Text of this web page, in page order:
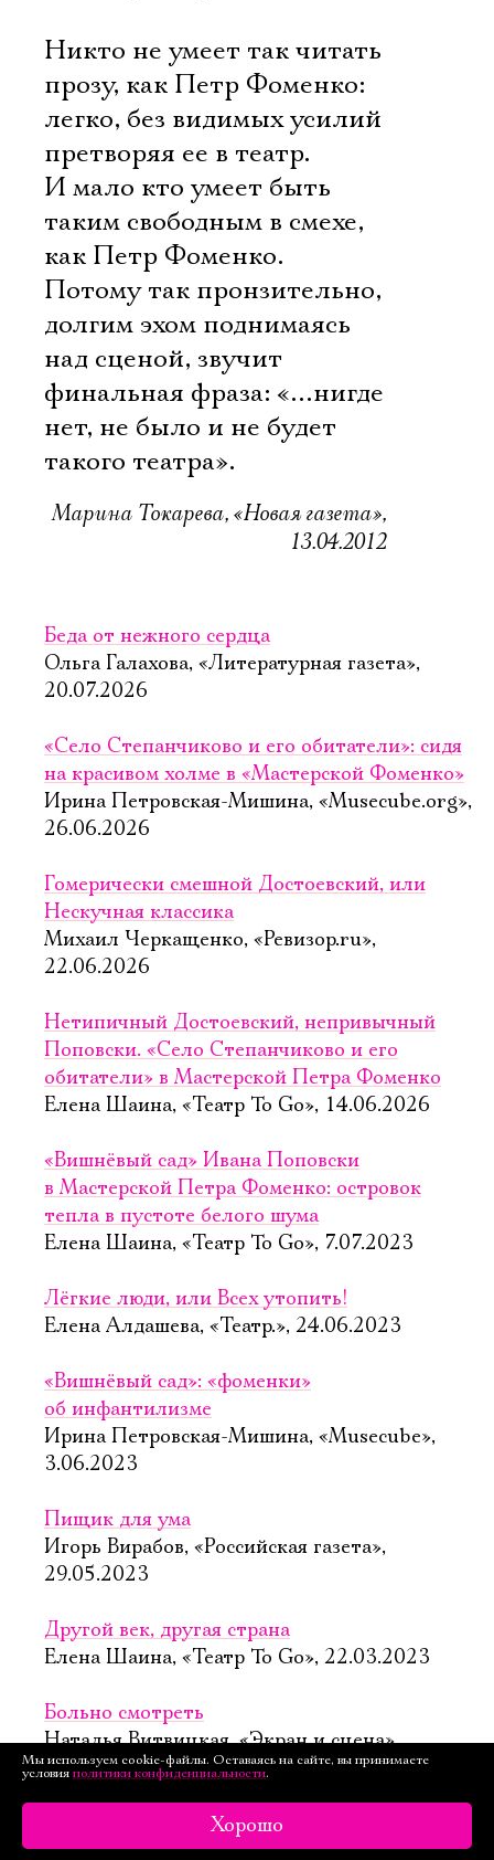
Никто не умеет так читать
прозу, как Петр Фоменко:
легко, без видимых усилий
претворяя ее в театр.
И мало кто умеет быть
таким свободным в смехе,
как Петр Фоменко.
Потому так пронзительно,
долгим эхом поднимаясь
над сценой, звучит
финальная фраза: «…нигде
нет, не было и не будет
такого театра».
Марина Токарева, «Новая газета»,
13.04.2012
Беда от нежного сердца
Ольга Галахова, «Литературная газета»,
20.07.2026
«Село Степанчиково и его обитатели»: сидя
на красивом холме в «Мастерской Фоменко»
Ирина Петровская-Мишина, «Musecube.org»,
26.06.2026
Гомерически смешной Достоевский, или
Нескучная классика
Михаил Черкащенко, «Ревизор.ru»,
22.06.2026
Нетипичный Достоевский, непривычный
Поповски. «Село Степанчиково и его
обитатели» в Мастерской Петра Фоменко
Елена Шаина, «Театр To Go», 14.06.2026
«Вишнёвый сад» Ивана Поповски
в Мастерской Петра Фоменко: островок
тепла в пустоте белого шума
Елена Шаина, «Театр To Go», 7.07.2023
Лёгкие люди, или Всех утопить!
Елена Алдашева, «Театр.», 24.06.2023
«Вишнёвый сад»: «фоменки»
об инфантилизме
Ирина Петровская-Мишина, «Musecube»,
3.06.2023
Пищик для ума
Игорь Вирабов, «Российская газета»,
29.05.2023
Другой век, другая страна
Елена Шаина, «Театр To Go», 22.03.2023
Больно смотреть
Наталья Витвицкая, «Экран и сцена»,
16.03.2023
«Двадцать третий»: чёрный обелиск
«Мастерской Фоменко»
Мы используем cookie-файлы. Оставаясь на сайте, вы принимаете
условия политики конфиденциальности.
Хорошо